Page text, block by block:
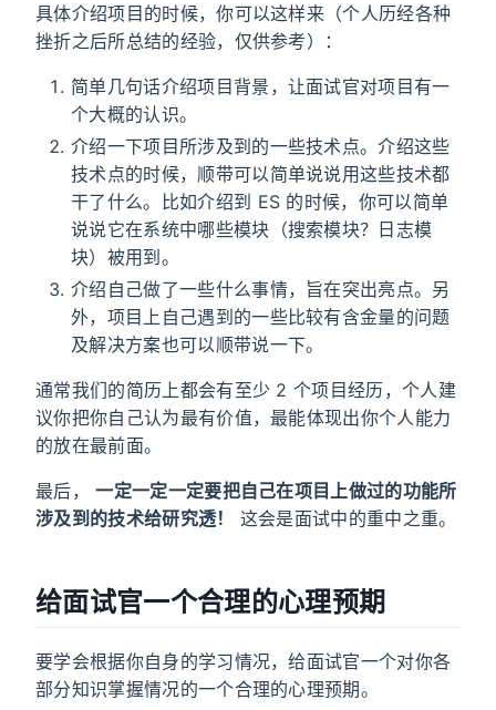
具体介绍项目的时候，你可以这样来（个人历经各种
挫折之后所总结的经验，仅供参考）：
简单几句话介绍项目背景，让面试官对项目有一
个大概的认识。
介绍一下项目所涉及到的一些技术点。介绍这些
技术点的时候，顺带可以简单说说用这些技术都
干了什么。比如介绍到 ES 的时候，你可以简单
说说它在系统中哪些模块（搜索模块？日志模
块）被用到。
介绍自己做了一些什么事情，旨在突出亮点。另
外，项目上自己遇到的一些比较有含金量的问题
及解决方案也可以顺带说一下。
通常我们的简历上都会有至少 2 个项目经历，个人建
议你把你自己认为最有价值，最能体现出你个人能力
的放在最前面。
最后，一定一定一定要把自己在项目上做过的功能所
涉及到的技术给研究透！
这会是面试中的重中之重。
给面试官一个合理的心理预期
要学会根据你自身的学习情况，给面试官一个对你各
部分知识掌握情况的一个合理的心理预期。